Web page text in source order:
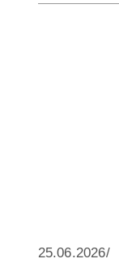
25.06.2026/